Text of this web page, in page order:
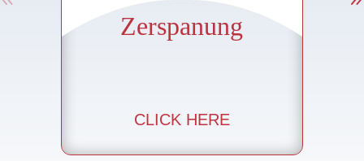
CLICK HERE